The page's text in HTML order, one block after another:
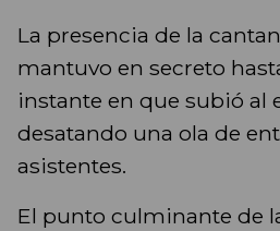
La presencia de la
mantuvo en secreto
instante en que subió al
desatando una ola de
asistentes.
El punto culminante de